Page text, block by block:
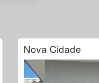
Nova Cidade